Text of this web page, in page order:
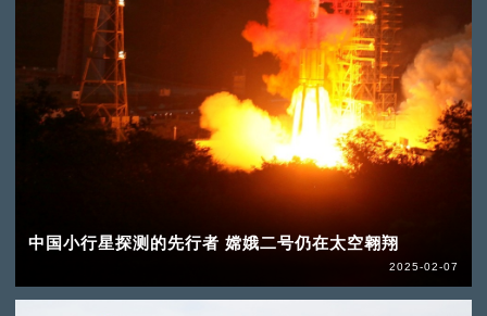
中国小行星探测的先行者 嫦娥二号仍在太空翱翔
2025-02-07